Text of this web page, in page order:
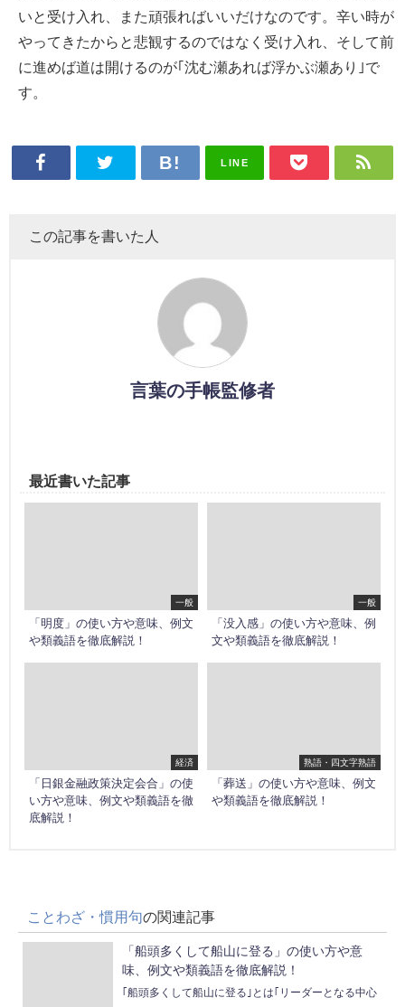
いと受け入れ、また頑張ればいいだけなのです。辛い時が
やってきたからと悲観するのではなく受け入れ、そして前
に進めば道は開けるのが｢沈む瀬あれば浮かぶ瀬あり｣で
す。
LINE
この記事を書いた人
言葉の手帳監修者
最近書いた記事
一般
「明度」の使い方や意味、例文
や類義語を徹底解説！
一般
「没入感」の使い方や意味、例
文や類義語を徹底解説！
経済
「日銀金融政策決定会合」の使
い方や意味、例文や類義語を徹
底解説！
熟語・四文字熟語
「葬送」の使い方や意味、例文
や類義語を徹底解説！
ことわざ・慣用句の関連記事
「船頭多くして船山に登る」の使い方や意
味、例文や類義語を徹底解説！
｢船頭多くして船山に登る｣とは｢リーダーとなる中心